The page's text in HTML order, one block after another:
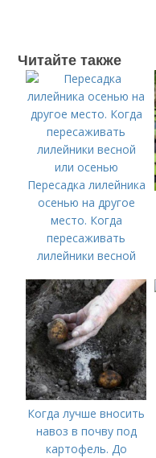
Читайте также
Пересадка лилейника
осенью на другое
место. Когда
пересаживать
лилейники весной
Когда лучше вносить
навоз в почву под
картофель. До